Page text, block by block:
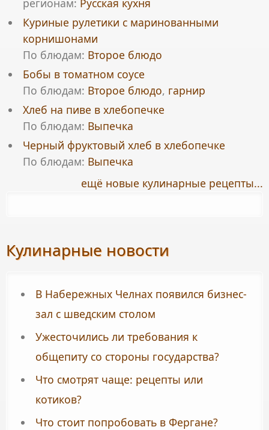
Куриные рулетики с маринованными
корнишонами
По блюдам: Второе блюдо
Бобы в томатном соусе
По блюдам: Второе блюдо, гарнир
Хлеб на пиве в хлебопечке
По блюдам: Выпечка
Черный фруктовый хлеб в хлебопечке
По блюдам: Выпечка
ещё новые кулинарные рецепты...
Кулинарные новости
В Набережных Челнах появился бизнес-
зал с шведским столом
Ужесточились ли требования к
общепиту со стороны государства?
Что смотрят чаще: рецепты или
котиков?
Что стоит попробовать в Фергане?